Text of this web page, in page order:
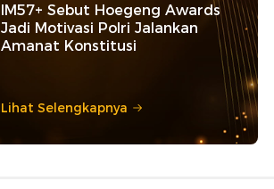
IM57+ Sebut Hoegeng Awards
Jadi Motivasi Polri Jalankan
Amanat Konstitusi
Lihat Selengkapnya